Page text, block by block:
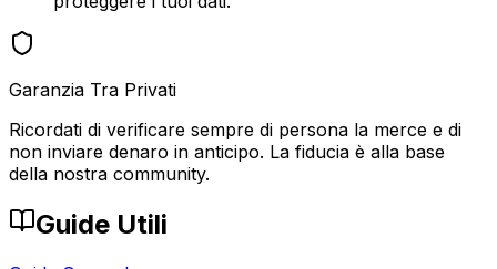
Garanzia Tra Privati
Ricordati di verificare sempre di persona la merce e di
non inviare denaro in anticipo. La fiducia è alla base
della nostra community.
Guide Utili